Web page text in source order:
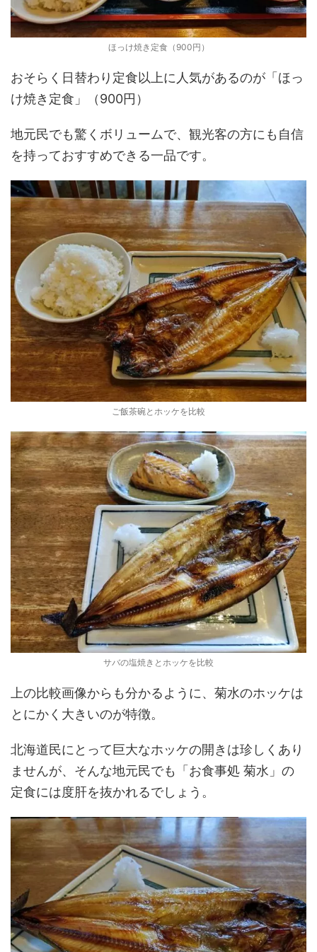
ほっけ焼き定食（900円）
おそらく日替わり定食以上に人気があるのが「ほっ
け焼き定食」（900円）
地元民でも驚くボリュームで、観光客の方にも自信
を持っておすすめできる一品です。
ご飯茶碗とホッケを比較
サバの塩焼きとホッケを比較
上の比較画像からも分かるように、菊水のホッケは
とにかく大きいのが特徴。
北海道民にとって巨大なホッケの開きは珍しくあり
ませんが、そんな地元民でも「お食事処 菊水」の
定食には度肝を抜かれるでしょう。